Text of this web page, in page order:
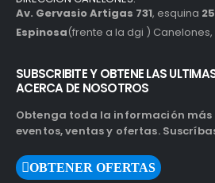
Av. Gervasio Artigas 731, esquina
Espinosa(frente a la dgi ) Canelones,
SUBSCRIBITE Y OBTENE LAS
ACERCA DE NOSOTROS
Obtenga toda la información más
eventos, ventas y ofertas.
OBTENER OFERTAS